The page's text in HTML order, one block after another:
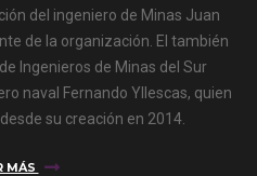
del ingeniero de Minas Juan
de la organización. El también
Ingenieros de Minas del Sur
naval Fernando Yllescas, quien
su creación en 2014.
MÁS